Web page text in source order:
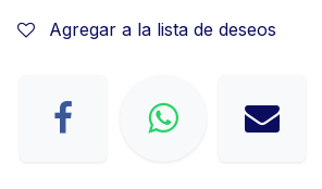
Agregar a la lista de deseos